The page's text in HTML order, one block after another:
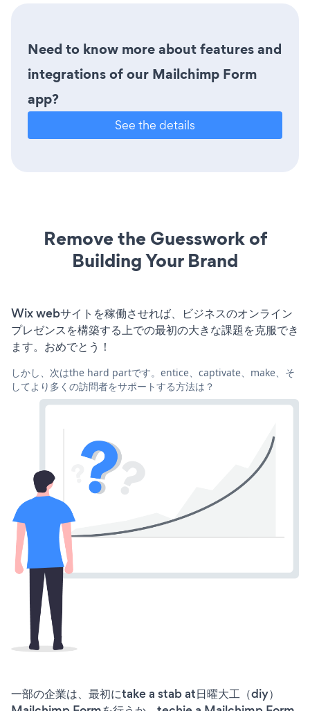
Need to know more about features and
integrations of our Mailchimp Form
app?
See the details
Remove the Guesswork of
Building Your Brand
Wix webサイトを稼働させれば、ビジネスのオンライン
プレゼンスを構築する上での最初の大きな課題を克服でき
ます。おめでとう！
しかし、次はthe hard partです。entice、captivate、make、そ
してより多くの訪問者をサポートする方法は？
一部の企業は、最初にtake a stab at日曜大工（diy）